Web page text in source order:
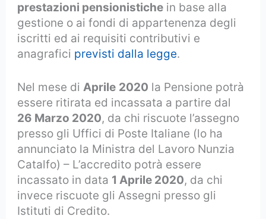
prestazioni pensionistiche in base alla
gestione o ai fondi di appartenenza degli
iscritti ed ai requisiti contributivi e
anagrafici previsti dalla legge.
Nel mese diAprile 2020 la Pensione potrà
essere ritirata ed incassata a partire dal
26 Marzo 2020, da chi riscuote l’assegno
presso gli Uffici di Poste Italiane (lo ha
annunciato la Ministra del Lavoro Nunzia
Catalfo) – L’accredito potrà essere
incassato in data 1 Aprile 2020, da chi
invece riscuote gli Assegni presso gli
Istituti di Credito.